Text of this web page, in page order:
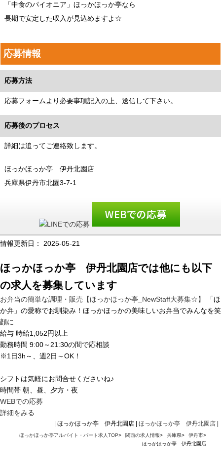
「中食のパイオニア」ほっかほっか亭なら
長期で安定した収入が見込めますよ☆
応募情報
応募方法
応募フォームより必要事項記入の上、送信して下さい。
応募後のプロセス
詳細は追ってご連絡致します。
ほっかほっか亭 伊丹北園店
兵庫県伊丹市北園3-7-1
情報更新日： 2025-05-21
ほっかほっか亭 伊丹北園店では他にも以下
の求人を募集しています
お弁当の簡単な調理・販売【ほっかほっか亭_NewStaff大募集☆】
「ほ
か弁」の愛称でお馴染み！ほっかほっかの美味しいお弁当でみんなを笑
顔に
給与 時給1,052円以上
勤務時間 9:00～21:30の間で応相談
※1日3h～、週2日～OK！
シフトは気軽にお問合せくださいね♪
時間帯 朝、昼、夕方・夜
WEBでの応募
詳細をみる
| ほっかほっか亭 伊丹北園店 | ほっかほっか亭 伊丹北園店
ほっかほっか亭アルバイト・パート求人TOP> 関西の求人情報> 兵庫県> 伊丹市>
ほっかほっか亭 伊丹北園店